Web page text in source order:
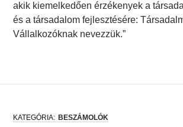
akik kiemelkedően érzékenyek a
és a társadalom fejlesztésére:
Vállalkozóknak nevezzük.”
BESZÁMOLÓK